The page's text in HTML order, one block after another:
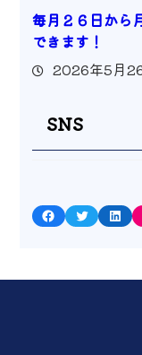
毎月２６日から
できます！
2026年5月
SNS
Facebook Twitter LinkedIn